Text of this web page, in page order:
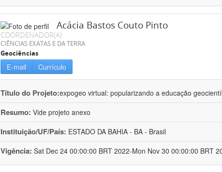
Acácia Bastos Couto Pinto
COORDENADOR(A)
CIÊNCIAS EXATAS E DA TERRA
Geociências
E-mail Currículo
Título do Projeto:expogeo virtual: popularizando a educação
Resumo: Vide projeto anexo
Instituição/UF/País: ESTADO DA BAHIA - BA - Brasil
Vigência: Sat Dec 24 00:00:00 BRT 2022-Mon Nov 30 00:00:00 BRT